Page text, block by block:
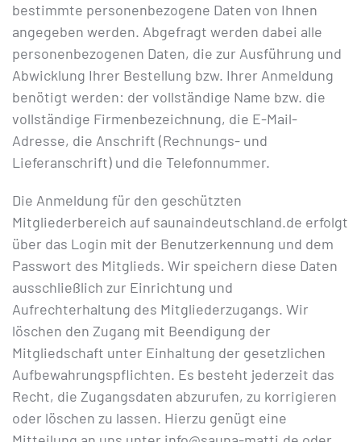
bestimmte personenbezogene Daten von Ihnen
angegeben werden. Abgefragt werden dabei alle
personenbezogenen Daten, die zur Ausführung und
Abwicklung Ihrer Bestellung bzw. Ihrer Anmeldung
benötigt werden: der vollständige Name bzw. die
vollständige Firmenbezeichnung, die E-Mail-
Adresse, die Anschrift (Rechnungs- und
Lieferanschrift) und die Telefonnummer.
Die Anmeldung für den geschützten
Mitgliederbereich auf saunaindeutschland.de erfolgt
über das Login mit der Benutzerkennung und dem
Passwort des Mitglieds. Wir speichern diese Daten
ausschließlich zur Einrichtung und
Aufrechterhaltung des Mitgliederzugangs. Wir
löschen den Zugang mit Beendigung der
Mitgliedschaft unter Einhaltung der gesetzlichen
Aufbewahrungspflichten. Es besteht jederzeit das
Recht, die Zugangsdaten abzurufen, zu korrigieren
oder löschen zu lassen. Hierzu genügt eine